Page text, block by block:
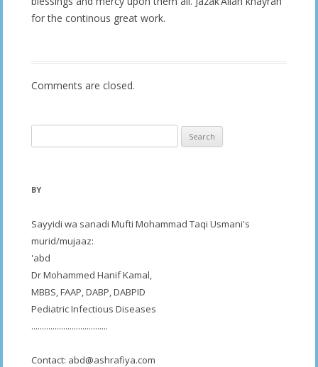
for the continous great work.
Comments are closed.
for:
BY
Sayyidi wa sanadi Mufti Mohammad Taqi Usmani's
murid/mujaaz:
'abd
Dr Mohammed Hanif Kamal,
MBBS, FAAP, DABP, DABPID
Pediatric Infectious Diseases
....................................
Contact: abd@ashrafiya.com